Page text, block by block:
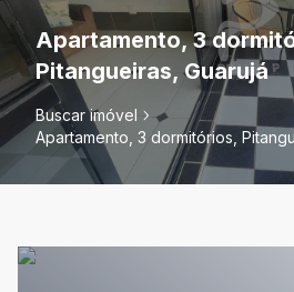
Apartamento, 3
Pitangueiras, Guarujá
Buscar imóvel
Apartamento, 3 dormitórios,